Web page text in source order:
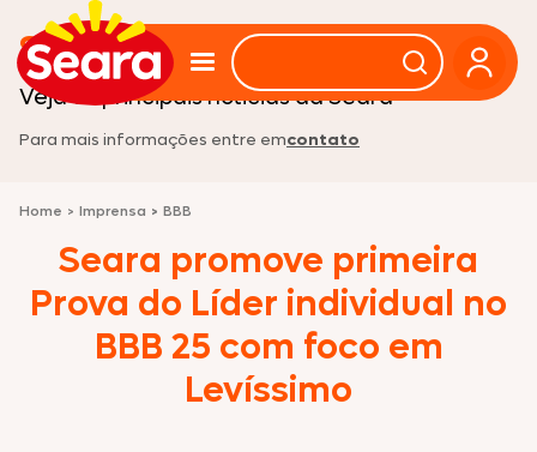
Sala de imprensa
Veja as principais noticias da Seara
Para mais informações entre emcontato
Home > Imprensa > BBB
Seara promove primeira
Prova do Líder individual no
BBB 25 com foco em
Levíssimo